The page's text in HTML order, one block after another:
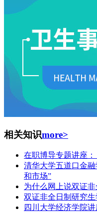
相关知识more>
在职博导专题讲座：
清华大学五道口金
和市场”
为什么网上说双证
双证非全日制研究
四川大学经济学院